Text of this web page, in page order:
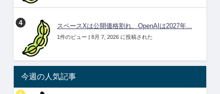
スペースXは公開価格割れ、OpenAIは2027年...
1件のビュー | 8月 7, 2026 に投稿された
今週の人気記事